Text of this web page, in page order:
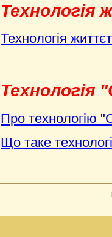
Технологія
Технологія
Про технологію
Що таке